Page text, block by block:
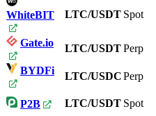
WhiteBIT LTC/USDT Spot
Gate.io LTC/USDTPerp
BYDFi
LTC/USDCPerp
P2B LTC/USDT Spot